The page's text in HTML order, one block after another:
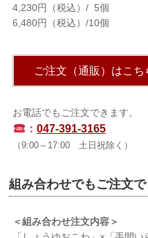
4,230円（税込）/ 5個
6,480円（税込）/10個
ご注文（通販）はこち
お電話でもご注文できます。
： 047-391-3165
（9:00～17:00 土日祝除く）
組み合わせでもご注文
＜組み合わせ注文内容＞